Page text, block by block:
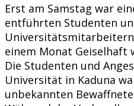
Erst am Samstag war
entführten Studenten
einem Monat Geiselhaft
Die Studenten und
Universität in Kaduna
unbekannten